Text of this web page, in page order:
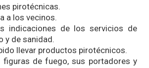
pirotécnicas.
a los vecinos.
indicaciones de los servicios de
y de sanidad.
llevar productos pirotécnicos.
figuras de fuego, sus portadores y